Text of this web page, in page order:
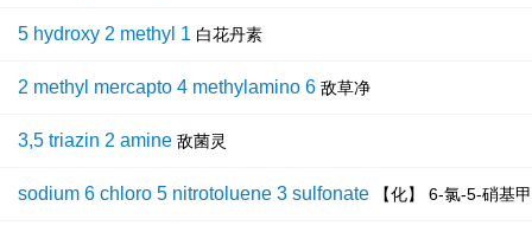
5 hydroxy 2 methyl 1 白花丹素
2 methyl mercapto 4 methylamino 6 敌草净
3,5 triazin 2 amine 敌菌灵
sodium 6 chloro 5 nitrotoluene 3 sulfonate 【化】 6-氯-5-硝基